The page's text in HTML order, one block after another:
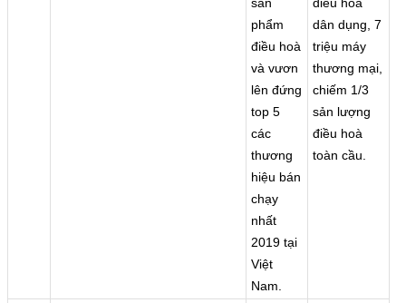
phẩm
điều hoà
và vươn
lên đứng
top 5
các
thương
hiệu bán
chạy
nhất
2019 tại
Việt
Nam.
dân dụng, 7
triệu máy
thương mại,
chiếm 1/3
sản lượng
điều hoà
toàn cầu.